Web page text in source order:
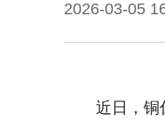
2026-03-05
近日，铜